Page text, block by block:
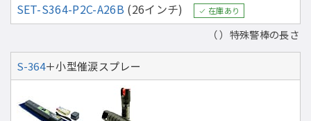
SET-S364-P2C-A26B (26インチ) 在庫あり
（ ）特殊警棒の長さ
S-364＋小型催涙スプレー